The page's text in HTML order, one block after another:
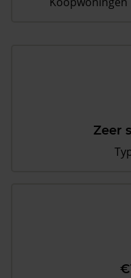
Zeer